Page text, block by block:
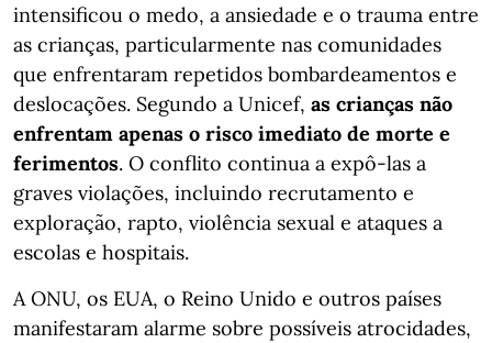
intensificou o medo, a ansiedade e o trauma entre
as crianças, particularmente nas comunidades
que enfrentaram repetidos bombardeamentos e
deslocações. Segundo a Unicef, as crianças não
enfrentam apenas o risco imediato de morte e
ferimentos. O conflito continua a expô-las a
graves violações, incluindo recrutamento e
exploração, rapto, violência sexual e ataques a
escolas e hospitais.
A ONU, os EUA, o Reino Unido e outros países
manifestaram alarme sobre possíveis atrocidades,